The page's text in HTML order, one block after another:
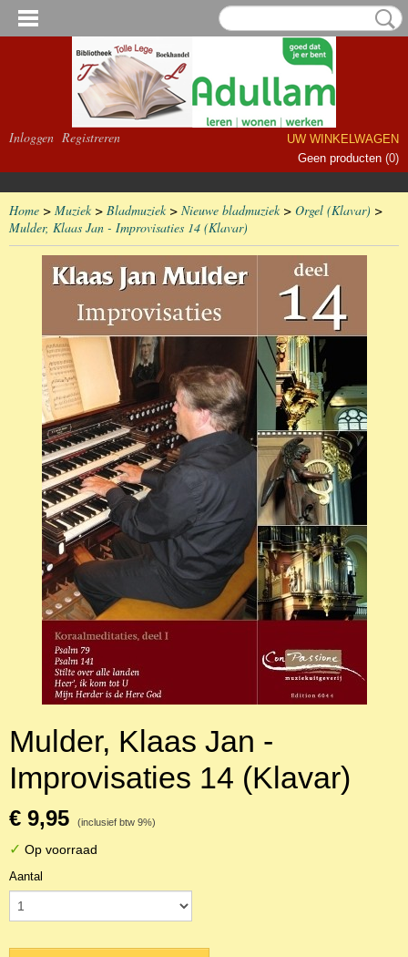
Inloggen Registreren
UW WINKELWAGEN
Geen producten (0)
Home > Muziek> Bladmuziek> Nieuwe bladmuziek> Orgel (Klavar) >
Mulder, Klaas Jan - Improvisaties 14 (Klavar)
Mulder, Klaas Jan -
Improvisaties 14 (Klavar)
€ 9,95 (inclusief btw 9%)
✓ Op voorraad
Aantal